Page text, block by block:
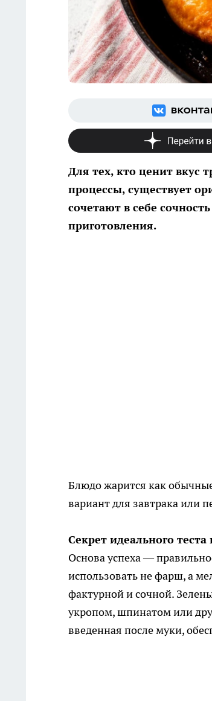
Для тех, кто ценит вкус
процессы, существует
сочетают в себе
приготовления.
Блюдо жарится как
вариант для завтрака или
Секрет идеального
Основа успеха —
использовать не фарш, а
фактурной и сочной.
укропом, шпинатом или
введенная после муки,